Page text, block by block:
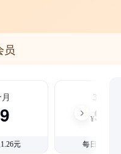
员
元
3个月
¥99
每日仅1.08元